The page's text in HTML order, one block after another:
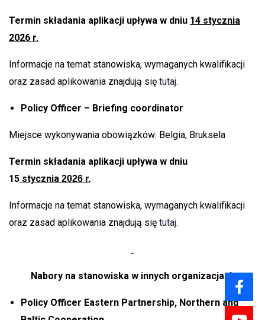
Termin składania aplikacji upływa w dniu 14 stycznia
2026 r.
Informacje na temat stanowiska, wymaganych kwalifikacji
oraz zasad aplikowania znajdują się tutaj.
Policy Officer – Briefing coordinator
Miejsce wykonywania obowiązków: Belgia, Bruksela
Termin składania aplikacji upływa w dniu
15 stycznia 2026 r.
Informacje na temat stanowiska, wymaganych kwalifikacji
oraz zasad aplikowania znajdują się tutaj.
Nabory na stanowiska w innych organizacjach
Policy Officer Eastern Partnership, Northern and